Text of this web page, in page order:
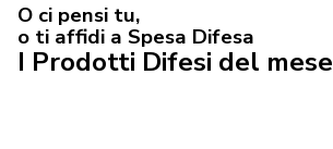
O ci pensi tu,
o ti affidi a Spesa Difesa
I Prodotti Difesi del mese